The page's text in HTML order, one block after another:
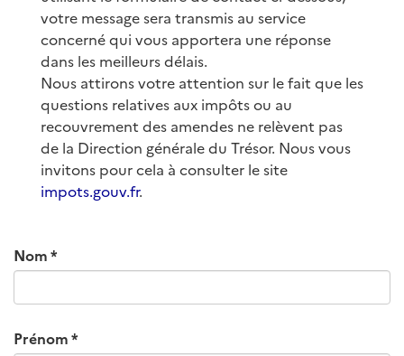
votre message sera transmis au service
concerné qui vous apportera une réponse
dans les meilleurs délais.
Nous attirons votre attention sur le fait que les
questions relatives aux impôts ou au
recouvrement des amendes ne relèvent pas
de la Direction générale du Trésor. Nous vous
invitons pour cela à consulter le site
impots.gouv.fr.
Nom
Prénom